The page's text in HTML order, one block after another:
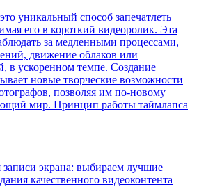
уникальный способ запечатлеть
его в короткий видеоролик. Эта
за медленными процессами,
движение облаков или
в ускоренном темпе. Создание
новые творческие возможности
позволяя им по-новому
мир. Принцип работы таймлапса
экрана: выбираем лучшие
качественного видеоконтента